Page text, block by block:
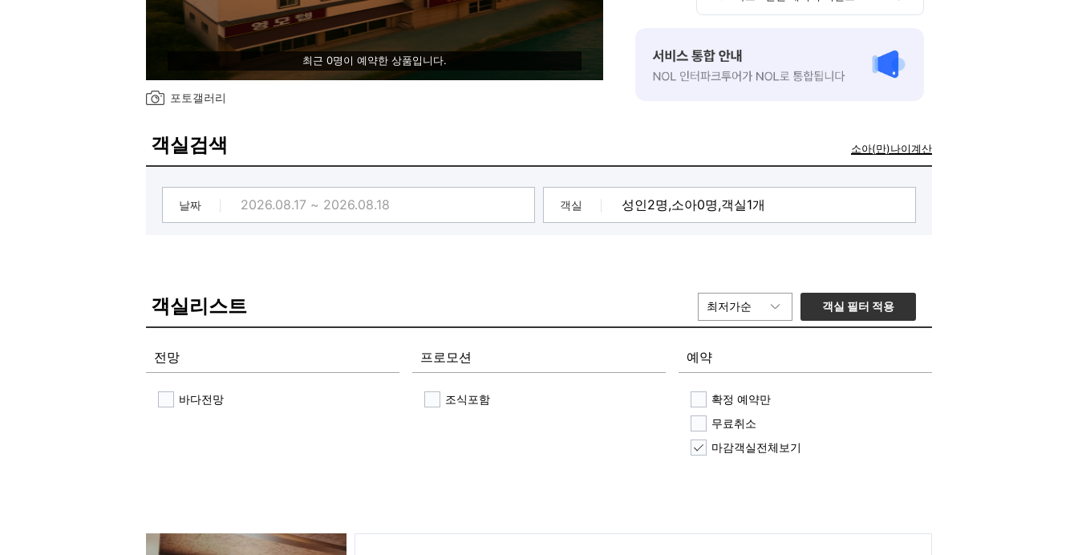
최근 0명이 예약한 상품입니다.
포토갤러리
객실검색 소아(만)나이계산
날짜 객실
객실리스트 최저가순 객실 필터 적용
전망
바다전망
프로모션
조식포함
예약
확정 예약만
무료취소
마감객실전체보기